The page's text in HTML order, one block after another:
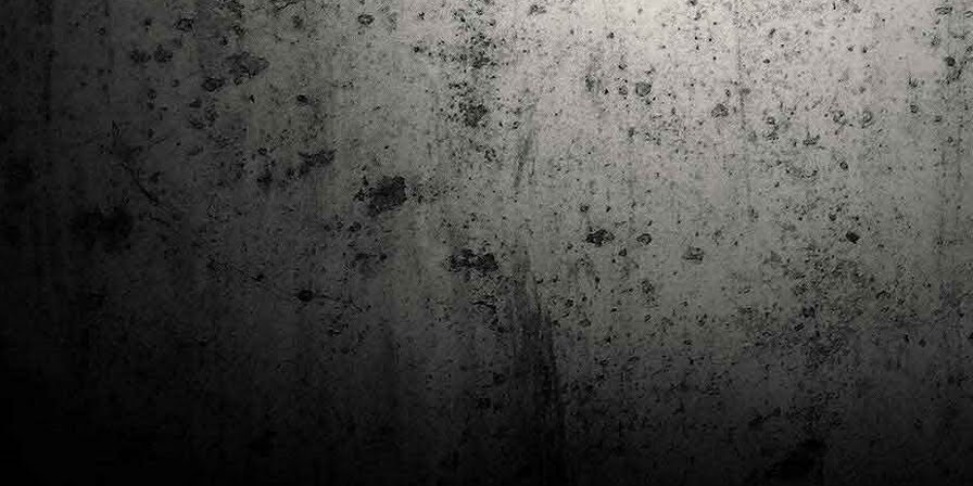
JUL
7
Club de lectura de còmics: estiu de 2024
Arriba l'estiu i amb ell una nova edició del club de lectura per passar
aquests mesos de calor. En aquesta nova edició farem dues lectures: una
al juliol i l'altre al setembre!
Com és habitual, les inscripcions es formalitzen a la Biblioteca Pública de
Tarragona i les lectures es podran llegir en edició digital.
MAY
1
Estudis en Comicologia al Còmic Barcelona
Del 3 al 5 de maig la Fira Barcelona acull la 42a edició de Còmic
Barcelona (el Saló del Còmic de tota la vida).
Divendres faré la visita anual i diumenge hi tornaré, aquest cop per participar a
la taula rodona Estudis en Comicologia: Els llibres de teoria i divulgació del
còmic en els temps del podcast, a les 16 h, a la sala còmic 6, molt ben
acompanyat:
Estudis en Comicologia: Els llibres de teoria i divulgació del còmic en els temps